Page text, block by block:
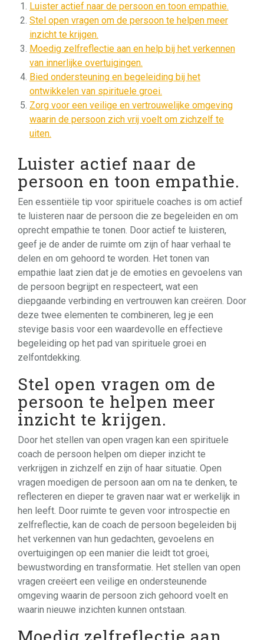
Luister actief naar de persoon en toon empathie.
Stel open vragen om de persoon te helpen meer
inzicht te krijgen.
Moedig zelfreflectie aan en help bij het verkennen
van innerlijke overtuigingen.
Bied ondersteuning en begeleiding bij het
ontwikkelen van spirituele groei.
Zorg voor een veilige en vertrouwelijke omgeving
waarin de persoon zich vrij voelt om zichzelf te
uiten.
Luister actief naar de
persoon en toon empathie.
Een essentiële tip voor spirituele coaches is om actief
te luisteren naar de persoon die ze begeleiden en om
oprecht empathie te tonen. Door actief te luisteren,
geef je de ander de ruimte om zijn of haar verhaal te
delen en om gehoord te worden. Het tonen van
empathie laat zien dat je de emoties en gevoelens van
de persoon begrijpt en respecteert, wat een
diepgaande verbinding en vertrouwen kan creëren. Door
deze twee elementen te combineren, leg je een
stevige basis voor een waardevolle en effectieve
begeleiding op het pad van spirituele groei en
zelfontdekking.
Stel open vragen om de
persoon te helpen meer
inzicht te krijgen.
Door het stellen van open vragen kan een spirituele
coach de persoon helpen om dieper inzicht te
verkrijgen in zichzelf en zijn of haar situatie. Open
vragen moedigen de persoon aan om na te denken, te
reflecteren en dieper te graven naar wat er werkelijk in
hen leeft. Door ruimte te geven voor introspectie en
zelfreflectie, kan de coach de persoon begeleiden bij
het verkennen van hun gedachten, gevoelens en
overtuigingen op een manier die leidt tot groei,
bewustwording en transformatie. Het stellen van open
vragen creëert een veilige en ondersteunende
omgeving waarin de persoon zich gehoord voelt en
waarin nieuwe inzichten kunnen ontstaan.